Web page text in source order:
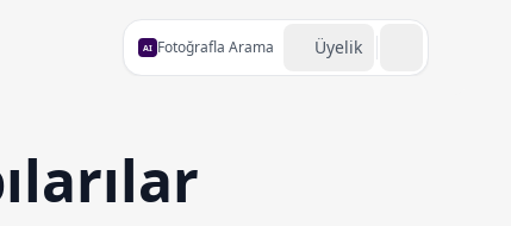
AI Fotoğrafla Arama Üyelik